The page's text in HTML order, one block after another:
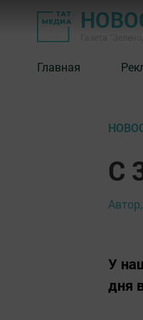
Главная
С
Автор,
У
дня